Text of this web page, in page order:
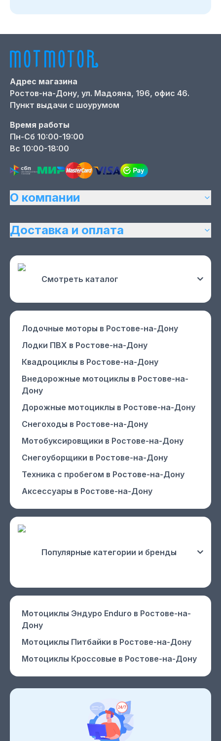
Адрес магазина
Ростов-на-Дону, ул. Мадояна, 196, офис 46.
Пункт выдачи с шоурумом
Время работы
Пн-Сб 10:00-19:00
Вс 10:00-18:00
О компании
Доставка и оплата
Смотреть каталог
Лодочные моторы в Ростове-на-Дону
Лодки ПВХ в Ростове-на-Дону
Квадроциклы в Ростове-на-Дону
Внедорожные мотоциклы в Ростове-на-
Дону
Дорожные мотоциклы в Ростове-на-Дону
Снегоходы в Ростове-на-Дону
Мотобуксировщики в Ростове-на-Дону
Снегоуборщики в Ростове-на-Дону
Техника с пробегом в Ростове-на-Дону
Аксессуары в Ростове-на-Дону
Популярные категории и бренды
Мотоциклы Эндуро Enduro в Ростове-на-
Дону
Мотоциклы Питбайки в Ростове-на-Дону
Мотоциклы Кроссовые в Ростове-на-Дону